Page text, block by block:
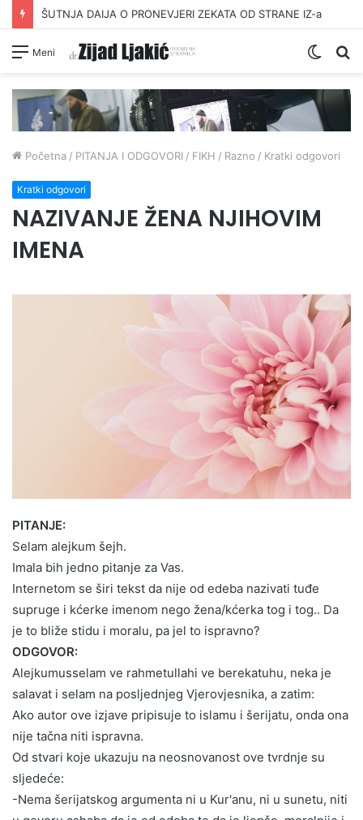
ŠUTNJA DAIJA O PRONEVJERI ZEKATA OD STRANE IZ-a
Meni
Switch
Početna / PITANJA I ODGOVORI / FIKH / Razno / Kratki odgovori
Kratki odgovori
NAZIVANJE ŽENA NJIHOVIM
IMENA
PITANJE:
Selam alejkum šejh.
Imala bih jedno pitanje za Vas.
Internetom se širi tekst da nije od edeba nazivati tuđe
supruge i kćerke imenom nego žena/kćerka tog i tog.. Da
je to bliže stidu i moralu, pa jel to ispravno?
ODGOVOR:
Alejkumusselam ve rahmetullahi ve berekatuhu, neka je
salavat i selam na posljednjeg Vjerovjesnika, a zatim:
Ako autor ove izjave pripisuje to islamu i šerijatu, onda ona
nije tačna niti ispravna.
Od stvari koje ukazuju na neosnovanost ove tvrdnje su
sljedeće:
-Nema šerijatskog argumenta ni u Kur'anu, ni u sunetu, niti